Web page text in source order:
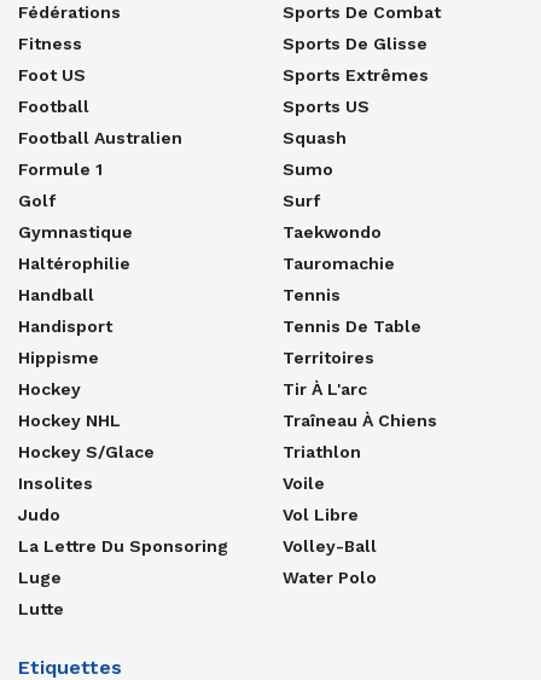
Fédérations
Fitness
Foot US
Football
Football Australien
Formule 1
Golf
Gymnastique
Haltérophilie
Handball
Handisport
Hippisme
Hockey
Hockey NHL
Hockey S/glace
Insolites
Judo
La Lettre Du Sponsoring
Luge
Lutte
Sports De Combat
Sports De Glisse
Sports Extrêmes
Sports US
Squash
Sumo
Surf
Taekwondo
Tauromachie
Tennis
Tennis De Table
Territoires
Tir À L'arc
Traîneau À Chiens
Triathlon
Voile
Vol Libre
Volley-Ball
Water Polo
Etiquettes